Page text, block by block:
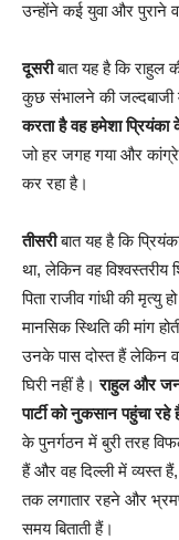
उन्होंने कई युवा और पुराने
दूसरीबात यह है कि राहुल
कुछ संभालने की
करता है वह हमेशा
जो हर जगह गया और
कर रहा है।
तीसरीबात यह है कि
था, लेकिन वह
पिता राजीव गांधी की
मानसिक स्थिति की मांग
उनके पास दोस्त हैं लेकिन
घिरी नहीं है।राहुल और
पार्टी को नुकसान पहुंचा रहे
के पुनर्गठन में बुरी तरह
हैं और वह दिल्ली में व्यस्त
तक लगातार रहने और
समय बिताती हैं।